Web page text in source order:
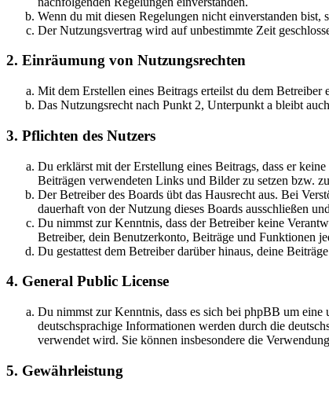
Wenn du mit diesen Regelungen nicht einverstanden
Der Nutzungsvertrag wird auf unbestimmte Zeit
2. Einräumung von Nutzungsrechten
Mit dem Erstellen eines Beitrags erteilst du dem
Das Nutzungsrecht nach Punkt 2, Unterpunkt a bleibt
3. Pflichten des Nutzers
Du erklärst mit der Erstellung eines Beitrags, dass er
Beiträgen verwendeten Links und Bilder zu setzen bzw.
Der Betreiber des Boards übt das Hausrecht aus. Bei
dauerhaft von der Nutzung dieses Boards ausschließen
Du nimmst zur Kenntnis, dass der Betreiber keine
Betreiber, dein Benutzerkonto, Beiträge und Funktionen
Du gestattest dem Betreiber darüber hinaus, deine
4. General Public License
Du nimmst zur Kenntnis, dass es sich bei phpBB um eine
deutschsprachige Informationen werden durch die
verwendet wird. Sie können insbesondere die
5. Gewährleistung